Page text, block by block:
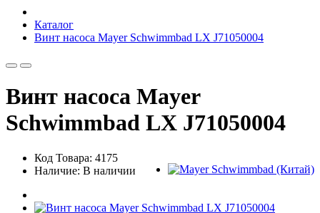
Каталог
Винт насоса Mayer Schwimmbad LX J71050004
Винт насоса Mayer
Schwimmbad LX J71050004
Код Товара: 4175
Наличие: В наличии